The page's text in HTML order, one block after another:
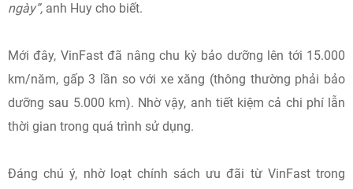
ngày”, anh Huy cho biết.
Mới đây, VinFast đã nâng chu kỳ bảo dưỡng lên tới 15.000
km/năm, gấp 3 lần so với xe xăng (thông thường phải bảo
dưỡng sau 5.000 km). Nhờ vậy, anh tiết kiệm cả chi phí lẫn
thời gian trong quá trình sử dụng.
Đáng chú ý, nhờ loạt chính sách ưu đãi từ VinFast trong